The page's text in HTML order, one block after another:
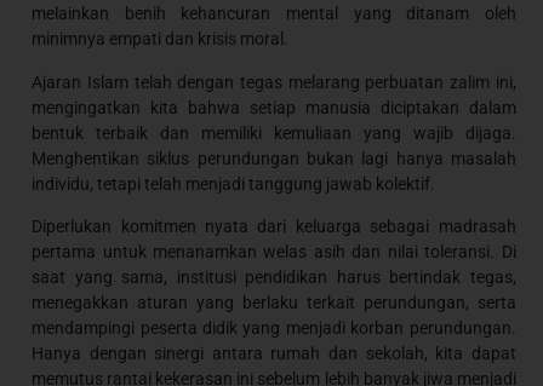
melainkan benih kehancuran mental yang ditanam oleh
minimnya empati dan krisis moral.
Ajaran Islam telah dengan tegas melarang perbuatan zalim ini,
mengingatkan kita bahwa setiap manusia diciptakan dalam
bentuk terbaik dan memiliki kemuliaan yang wajib dijaga.
Menghentikan siklus perundungan bukan lagi hanya masalah
individu, tetapi telah menjadi tanggung jawab kolektif.
Diperlukan komitmen nyata dari keluarga sebagai madrasah
pertama untuk menanamkan welas asih dan nilai toleransi. Di
saat yang sama, institusi pendidikan harus bertindak tegas,
menegakkan aturan yang berlaku terkait perundungan, serta
mendampingi peserta didik yang menjadi korban perundungan.
Hanya dengan sinergi antara rumah dan sekolah, kita dapat
memutus rantai kekerasan ini sebelum lebih banyak jiwa menjadi